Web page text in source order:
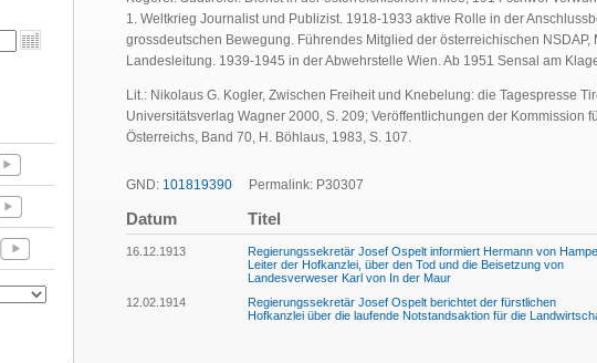
1. Weltkrieg Journalist und Publizist. 1918-1933 aktive Rolle in der
grossdeutschen Bewegung. Führendes Mitglied der österreichischen NSDAP,
Landesleitung. 1939-1945 in der Abwehrstelle Wien. Ab 1951 Sensal am
Lit.: Nikolaus G. Kogler, Zwischen Freiheit und Knebelung: die Tagespresse
Universitätsverlag Wagner 2000, S. 209; Veröffentlichungen der Kommission
Österreichs, Band 70, H. Böhlaus, 1983, S. 107.
GND: 101819390 Permalink: P30307
Datum Titel
16.12.1913
Regierungssekretär Josef Ospelt informiert Hermann von
Leiter der Hofkanzlei, über den Tod und die Beisetzung von
Landesverweser Karl von In der Maur
12.02.1914
Regierungssekretär Josef Ospelt berichtet der fürstlichen
Hofkanzlei über die laufende Notstandsaktion für die